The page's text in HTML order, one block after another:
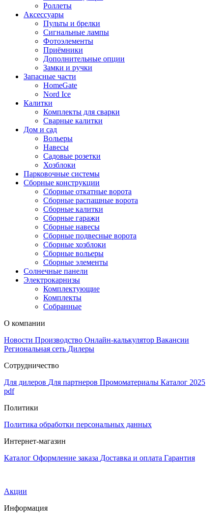
Роллеты
Аксессуары
Пульты и брелки
Сигнальные лампы
Фотоэлементы
Приёмники
Дополнительные опции
Замки и ручки
Запасные части
HomeGate
Nord Ice
Калитки
Комплекты для сварки
Сварные калитки
Дом и сад
Вольеры
Навесы
Садовые розетки
Хозблоки
Парковочные системы
Сборные конструкции
Сборные откатные ворота
Сборные распашные ворота
Сборные калитки
Сборные гаражи
Сборные навесы
Сборные подвесные ворота
Сборные хозблоки
Сборные вольеры
Сборные элементы
Солнечные панели
Электрокарнизы
Комплектующие
Комплекты
Собранные
О компании
Новости Производство Онлайн-калькулятор Вакансии
Региональная сеть Дилеры
Сотрудничество
Для дилеров Для партнеров Промоматериалы Каталог 2025
pdf
Политики
Политика обработки персональных данных
Интернет-магазин
Каталог Оформление заказа Доставка и оплата Гарантия
Акции
Информация